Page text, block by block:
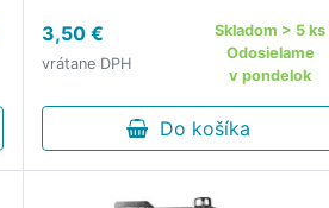
3,50 €
vrátane DPH
Skladom > 5 ks
Odosielame
v pondelok
Do košíka